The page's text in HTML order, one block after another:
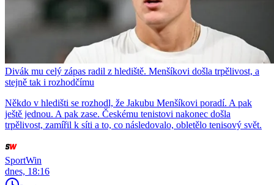
Divák mu celý zápas radil z hlediště. Menšíkovi došla trpělivost, a
stejně tak i rozhodčímu
Někdo v hledišti se rozhodl, že Jakubu Menšíkovi poradí. A pak
ještě jednou. A pak zase. Českému tenistovi nakonec došla
trpělivost, zamířil k síti a to, co následovalo, obletělo tenisový svět.
SportWin
dnes, 18:16